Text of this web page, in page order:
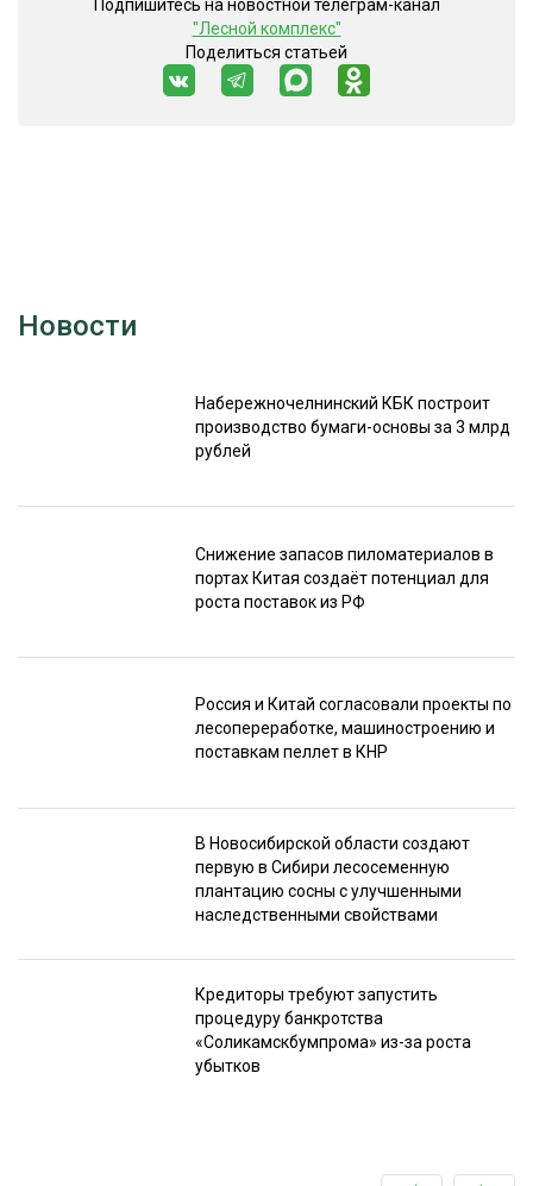
Подпишитесь на новостной телеграм-канал
"Лесной комплекс"
Поделиться статьей
Новости
Набережночелнинский КБК построит
производство бумаги-основы за 3 млрд
рублей
Снижение запасов пиломатериалов в
портах Китая создаёт потенциал для
роста поставок из РФ
Россия и Китай согласовали проекты по
лесопереработке, машиностроению и
поставкам пеллет в КНР
В Новосибирской области создают
первую в Сибири лесосеменную
плантацию сосны с улучшенными
наследственными свойствами
Кредиторы требуют запустить
процедуру банкротства
«Соликамскбумпрома» из-за роста
убытков